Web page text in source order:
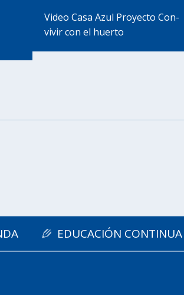
Video Casa Azul Proyecto Con-
vivir con el huerto
EDUCACIÓN CONTINUA